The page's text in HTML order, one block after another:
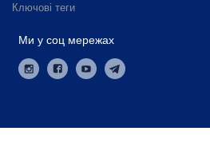
Ключові теги
Ми у соц мережах